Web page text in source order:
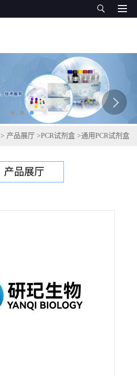
> 产品展厅 >PCR试剂盒 >通用PCR试剂盒
产品展厅